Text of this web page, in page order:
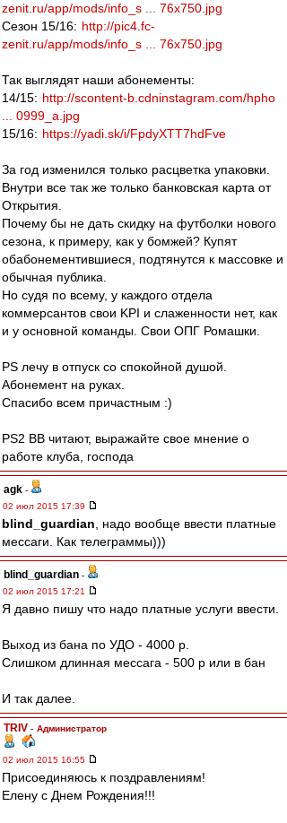
zenit.ru/app/mods/info_s ... 76x750.jpg
Сезон 15/16: http://pic4.fc-
zenit.ru/app/mods/info_s ... 76x750.jpg
Так выглядят наши абонементы:
14/15: http://scontent-b.cdninstagram.com/hpho
... 0999_a.jpg
15/16: https://yadi.sk/i/FpdyXTT7hdFve
За год изменился только расцветка упаковки.
Внутри все так же только банковская карта от
Открытия.
Почему бы не дать скидку на футболки нового
сезона, к примеру, как у бомжей? Купят
обабонементившиеся, подтянутся к массовке и
обычная публика.
Но судя по всему, у каждого отдела
коммерсантов свои KPI и слаженности нет, как
и у основной команды. Свои ОПГ Ромашки.
PS лечу в отпуск со спокойной душой.
Абонемент на руках.
Спасибо всем причастным :)
PS2 ВВ читают, выражайте свое мнение о
работе клуба, господа
agk -
02 июл 2015 17:39
blind_guardian , надо вообще ввести платные
мессаги. Как телеграммы)))
blind_guardian -
02 июл 2015 17:21
Я давно пишу что надо платные услуги ввести.
Выход из бана по УДО - 4000 р.
Слишком длинная мессага - 500 р или в бан
И так далее.
TRIV - Администратор
02 июл 2015 16:55
Присоединяюсь к поздравлениям!
Елену с Днем Рождения!!!